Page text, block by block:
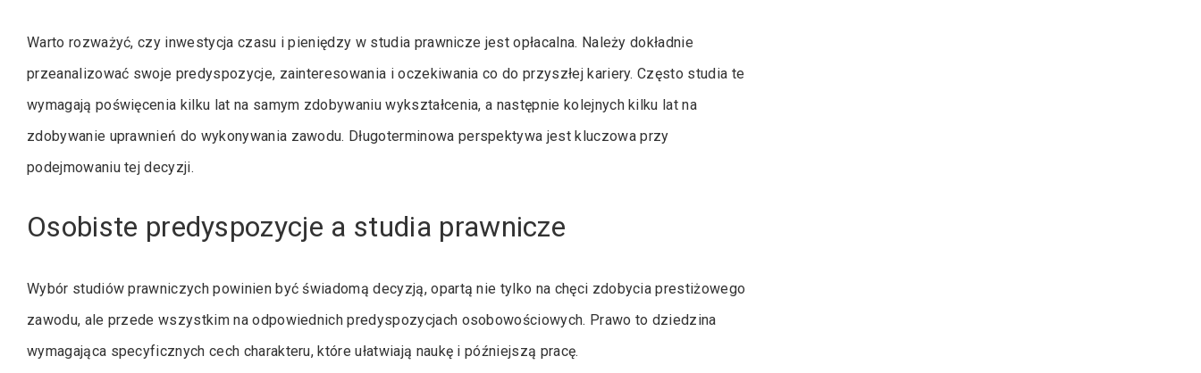
Warto rozważyć, czy inwestycja czasu i pieniędzy w studia prawnicze jest opłacalna. Należy dokładnie
przeanalizować swoje predyspozycje, zainteresowania i oczekiwania co do przyszłej kariery. Często studia te
wymagają poświęcenia kilku lat na samym zdobywaniu wykształcenia, a następnie kolejnych kilku lat na
zdobywanie uprawnień do wykonywania zawodu. Długoterminowa perspektywa jest kluczowa przy
podejmowaniu tej decyzji.
Osobiste predyspozycje a studia prawnicze
Wybór studiów prawniczych powinien być świadomą decyzją, opartą nie tylko na chęci zdobycia prestiżowego
zawodu, ale przede wszystkim na odpowiednich predyspozycjach osobowościowych. Prawo to dziedzina
wymagająca specyficznych cech charakteru, które ułatwiają naukę i późniejszą pracę.